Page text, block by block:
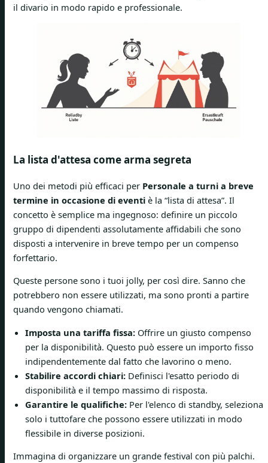
il divario in modo rapido e professionale.
La lista d'attesa come arma segreta
Uno dei metodi più efficaci per Personale a turni a breve
termine in occasione di eventi è la “lista di attesa”. Il
concetto è semplice ma ingegnoso: definire un piccolo
gruppo di dipendenti assolutamente affidabili che sono
disposti a intervenire in breve tempo per un compenso
forfettario.
Queste persone sono i tuoi jolly, per così dire. Sanno che
potrebbero non essere utilizzati, ma sono pronti a partire
quando vengono chiamati.
Imposta una tariffa fissa: Offrire un giusto compenso
per la disponibilità. Questo può essere un importo fisso
indipendentemente dal fatto che lavorino o meno.
Stabilire accordi chiari: Definisci l'esatto periodo di
disponibilità e il tempo massimo di risposta.
Garantire le qualifiche: Per l'elenco di standby, seleziona
solo i tuttofare che possono essere utilizzati in modo
flessibile in diverse posizioni.
Immagina di organizzare un grande festival con più palchi.